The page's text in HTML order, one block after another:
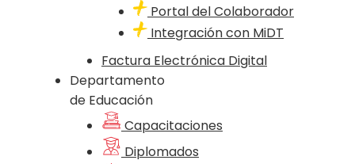
Portal del Colaborador
Integración con MiDT
Factura Electrónica Digital
Departamento
de Educación
Capacitaciones
Diplomados